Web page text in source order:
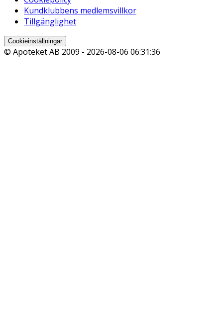
Kundklubbens medlemsvillkor
Tillgänglighet
Cookieinställningar
© Apoteket AB 2009 - 2026-08-06 06:31:36